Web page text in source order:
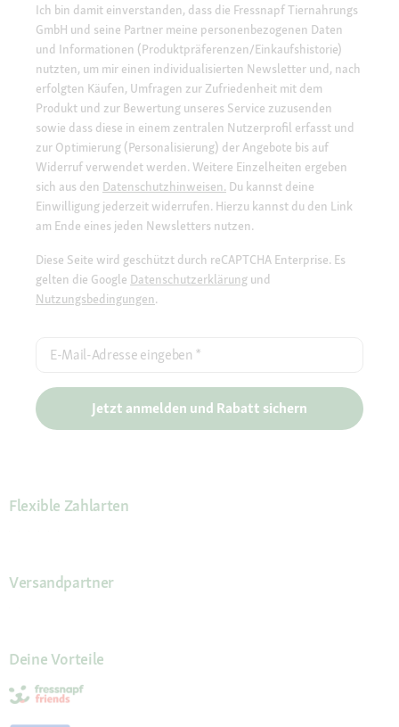
Ich bin damit einverstanden, dass die Fressnapf Tiernahrungs
GmbH und seine Partner meine personenbezogenen Daten
und Informationen (Produktpräferenzen/Einkaufshistorie)
nutzten, um mir einen individualisierten Newsletter und, nach
erfolgten Käufen, Umfragen zur Zufriedenheit mit dem
Produkt und zur Bewertung unseres Service zuzusenden
sowie dass diese in einem zentralen Nutzerprofil erfasst und
zur Optimierung (Personalisierung) der Angebote bis auf
Widerruf verwendet werden. Weitere Einzelheiten ergeben
sich aus den Datenschutzhinweisen. Du kannst deine
Einwilligung jederzeit widerrufen. Hierzu kannst du den Link
am Ende eines jeden Newsletters nutzen.
Diese Seite wird geschützt durch reCAPTCHA Enterprise. Es
gelten die Google Datenschutzerklärung und
Nutzungsbedingungen.
E-Mail-Adresse eingeben *
Jetzt anmelden und Rabatt sichern
Flexible Zahlarten
Versandpartner
Deine Vorteile